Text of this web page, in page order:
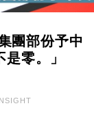
單日斥6.28萬億
部分彈藥庫存緊
元押注未上市公
中期息增15%至
團部份予中
零。」